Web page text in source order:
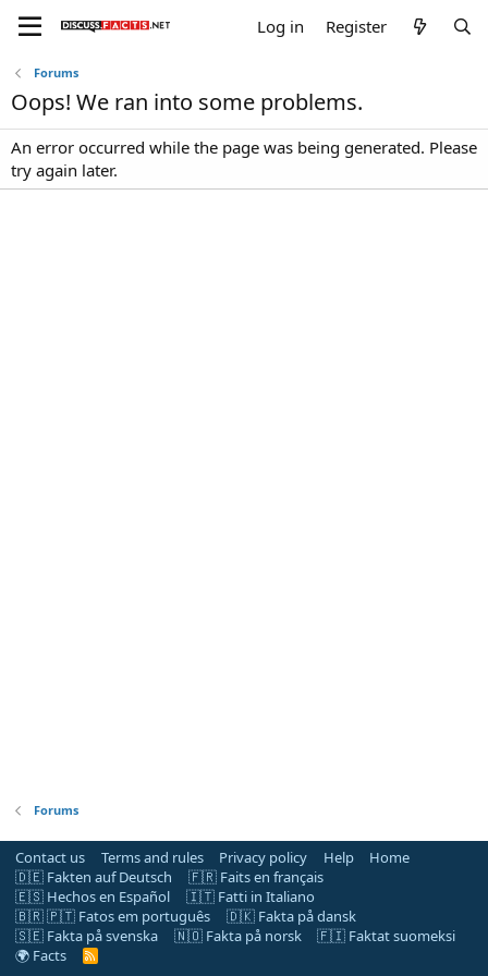
Log in Register
Forums
Oops! We ran into some problems.
An error occurred while the page was being generated. Please
try again later.
Forums
Contact us Terms and rules Privacy policy Help
Home
🇩🇪 Fakten auf Deutsch
🇫🇷 Faits en français
🇪🇸 Hechos en Español
🇮🇹 Fatti in Italiano
🇧🇷 🇵🇹 Fatos em português
🇩🇰 Fakta på dansk
🇸🇪 Fakta på svenska
🇳🇴 Fakta på norsk
🇫🇮 Faktat suomeksi
🌍 Facts
R